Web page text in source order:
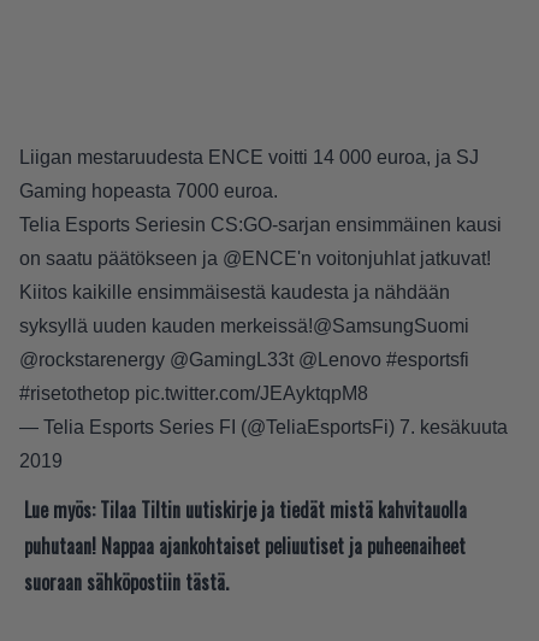
Liigan mestaruudesta ENCE voitti 14 000 euroa, ja SJ
Gaming hopeasta 7000 euroa.
Telia Esports Seriesin CS:GO-sarjan ensimmäinen kausi
on saatu päätökseen ja @ENCE'n voitonjuhlat jatkuvat!
Kiitos kaikille ensimmäisestä kaudesta ja nähdään
syksyllä uuden kauden merkeissä!@SamsungSuomi
@rockstarenergy @GamingL33t @Lenovo #esportsfi
#risetothetop pic.twitter.com/JEAyktqpM8
— Telia Esports Series FI (@TeliaEsportsFi) 7. kesäkuuta
2019
Lue myös: Tilaa Tiltin uutiskirje ja tiedät mistä kahvitauolla
puhutaan! Nappaa ajankohtaiset peliuutiset ja puheenaiheet
suoraan sähköpostiin tästä.